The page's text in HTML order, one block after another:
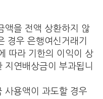
액을 전액 상환하지 않
경우 은행여신거래기
따라 기한의 이익이 상
지연배상금이 부과됩니
사용액이 과도할 경우